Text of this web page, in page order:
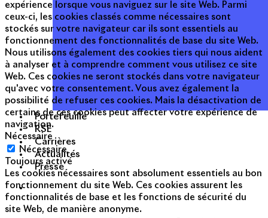
Portefeuille
RSE
Carrières
Actualités
Presse
expérience lorsque vous naviguez sur le site Web. Parmi
ceux-ci, les cookies classés comme nécessaires sont
stockés sur votre navigateur car ils sont essentiels au
fonctionnement des fonctionnalités de base du site Web.
Nous utilisons également des cookies tiers qui nous aident
à analyser et à comprendre comment vous utilisez ce site
Web. Ces cookies ne seront stockés dans votre navigateur
qu'avec votre consentement. Vous avez également la
possibilité de refuser ces cookies. Mais la désactivation de
certains de ces cookies peut affecter votre expérience de
navigation.
Nécessaire
Nécessaire
Toujours activé
Les cookies nécessaires sont absolument essentiels au bon
fonctionnement du site Web. Ces cookies assurent les
fonctionnalités de base et les fonctions de sécurité du
site Web, de manière anonyme.